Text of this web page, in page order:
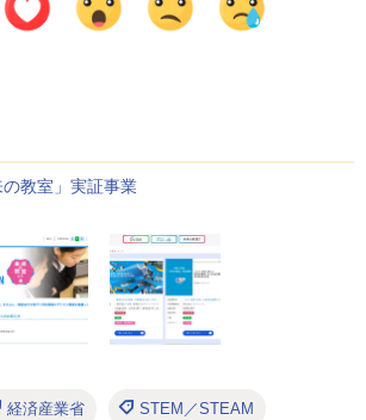
教室」実証事業
経済産業省 STEM／STEAM